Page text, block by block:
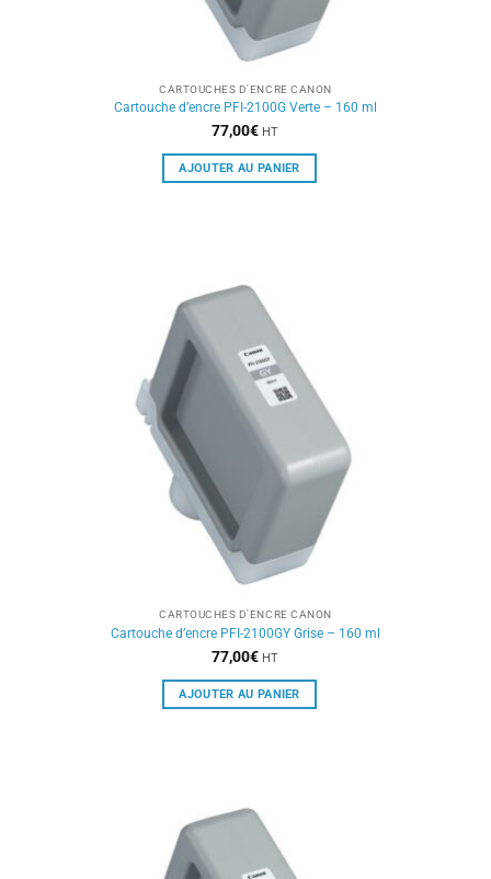
CARTOUCHES D'ENCRE CANON
Cartouche d’encre PFI-2100G Verte – 160 ml
77,00€ HT
AJOUTER AU PANIER
CARTOUCHES D'ENCRE CANON
Cartouche d’encre PFI-2100GY Grise – 160 ml
77,00€ HT
AJOUTER AU PANIER